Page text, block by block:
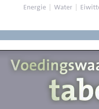
Energie | Water |